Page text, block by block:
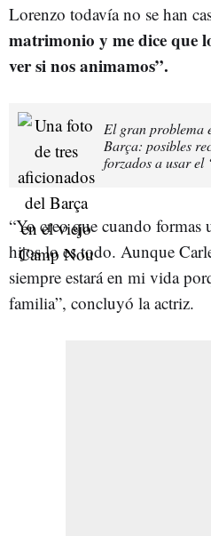
Lorenzo todavía no se han
matrimonio y me dice que
ver si nos animamos”.
El gran problema
Barça: posibles
forzados a usar el
“Yo creo que cuando formas
hijos lo es todo. Aunque
siempre estará en mi vida
familia”, concluyó la actriz.